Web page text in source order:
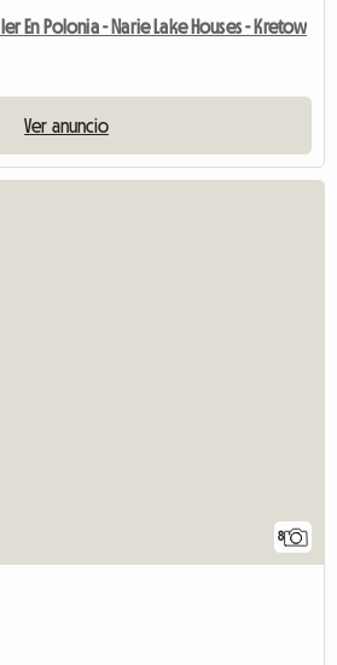
En Polonia - Narie Lake Houses - Kretow
Ver anuncio
8